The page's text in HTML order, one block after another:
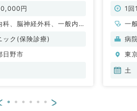
円
科、脳神経外科、一般内
環器内科、呼吸器内科、消
、老年内科、外科系全般、
科、消化器外科
ック(保険診療)
日野市
系・
1
一
病
東
土
>